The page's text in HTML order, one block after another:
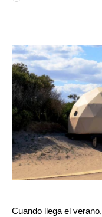
Cuando llega el verano,